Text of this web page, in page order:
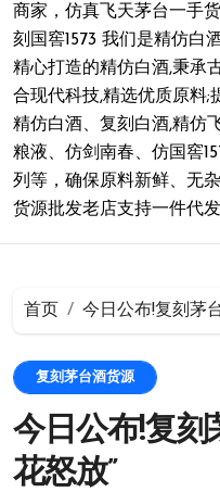
商家，仿真飞天茅台一手
刻国窖1573 我们是精仿白
精心打造的精仿白酒,秉承
合现代科技,精选优质原料;
精仿白酒、复刻白酒,精仿
粮液、仿剑南春、仿国窖
列等，确保原料新鲜、无
货源批发老店支持一件代
首页 今日公布!复刻茅
复刻茅台酒货源
今日公布!复刻
花怒放”